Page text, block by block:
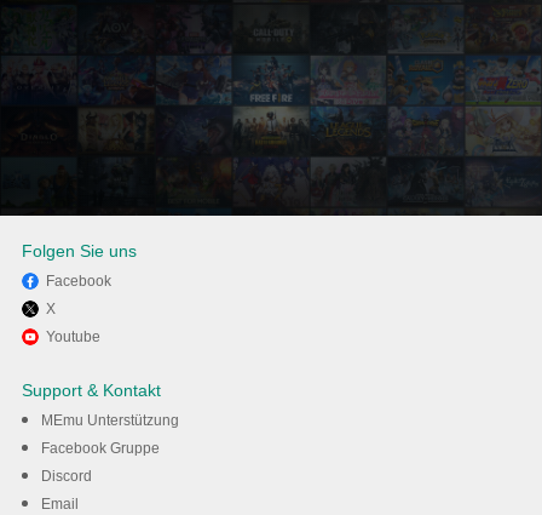
Viel Spaß beim Spielen von 4
Pics 1 Word auf dem PC mit
Folgen Sie uns
Facebook
X
Youtube
Support & Kontakt
MEmu Unterstützung
Facebook Gruppe
Discord
Email